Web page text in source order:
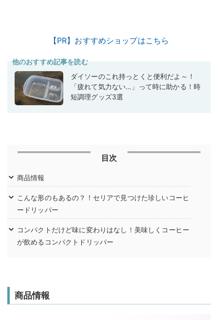
【PR】おすすめショップはこちら
他のおすすめ記事を読む
ダイソーのこれ持っとくと便利だよ～！
「疲れて気力ない…」って時に助かる！時
短調理グッズ3選
目次
商品情報
こんな形のもあるの？！セリアで見つけた珍しいコーヒ
ードリッパー
コンパクトだけど味に変わりはなし！美味しくコーヒー
が飲めるコンパクトドリッパー
商品情報